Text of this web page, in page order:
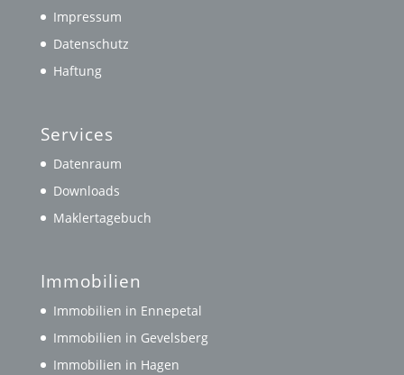
Impressum
Datenschutz
Haftung
Services
Datenraum
Downloads
Maklertagebuch
Immobilien
Immobilien in Ennepetal
Immobilien in Gevelsberg
Immobilien in Hagen